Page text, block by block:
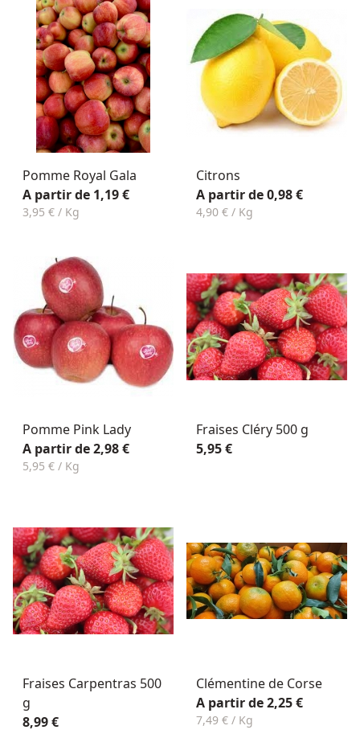
Pomme Royal Gala
A partir de 1,19 €
3,95 € / Kg
Citrons
A partir de 0,98 €
4,90 € / Kg
Pomme Pink Lady
A partir de 2,98 €
5,95 € / Kg
Fraises Cléry 500 g
5,95 €
Fraises Carpentras 500
g
8,99 €
Clémentine de Corse
A partir de 2,25 €
7,49 € / Kg